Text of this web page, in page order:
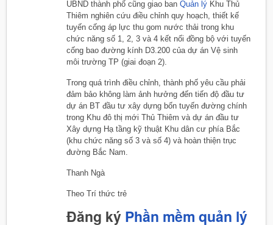
UBND thành phố cũng giao ban Quản lý Khu Thủ
Thiêm nghiên cứu điều chỉnh quy hoạch, thiết kế
tuyến cống áp lực thu gom nước thải trong khu
chức năng số 1, 2, 3 và 4 kết nối đồng bộ với tuyến
cống bao đường kính D3.200 của dự án Vệ sinh
môi trường TP (giai đoạn 2).
Trong quá trình điều chỉnh, thành phố yêu cầu phải
đảm bảo không làm ảnh hưởng đến tiến độ đầu tư
dự án BT đầu tư xây dựng bốn tuyến đường chính
trong Khu đô thị mới Thủ Thiêm và dự án đầu tư
Xây dựng Hạ tầng kỹ thuật Khu dân cư phía Bắc
(khu chức năng số 3 và số 4) và hoàn thiện trục
đường Bắc Nam.
Thanh Ngà
Theo Trí thức trẻ
Đăng ký Phần mềm quản lý